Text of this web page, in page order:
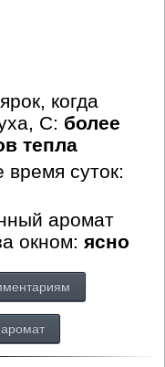
когда
С: более
тепла
время суток:
аромат
окном: ясно